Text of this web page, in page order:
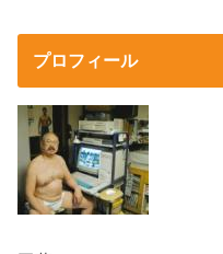
プロフィール